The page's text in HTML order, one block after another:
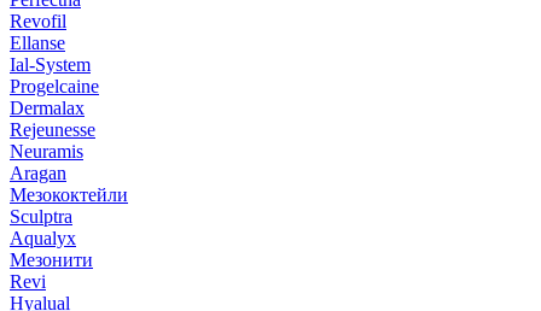
Revofil
Ellanse
Ial-System
Progelcaine
Dermalax
Rejeunesse
Neuramis
Aragan
Мезококтейли
Sculptra
Aqualyx
Мезонити
Revi
Hyalual